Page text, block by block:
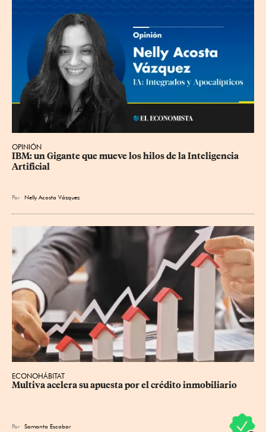
OPINIÓN
IBM: un Gigante que mueve los hilos de la Inteligencia
Artificial
Por Nelly Acosta Vázquez
ECONOHÁBITAT
Multiva acelera su apuesta por el crédito inmobiliario
Por Samanta Escobar